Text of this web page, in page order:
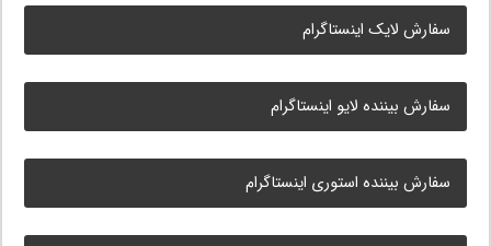
سفارش لایک اینستاگرام
سفارش بیننده لایو اینستاگرام
سفارش بیننده استوری اینستاگرام